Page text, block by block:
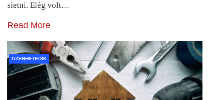
sietni. Elég volt…
Read More
TIZENHETEDIK